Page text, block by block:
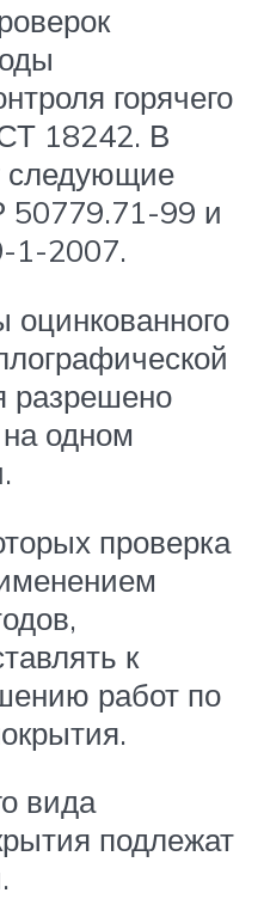
горячего
18242. В
следующие
50779.71-99 и
2007.
разрешено
одном
проверка
к
работ по
вида
подлежат